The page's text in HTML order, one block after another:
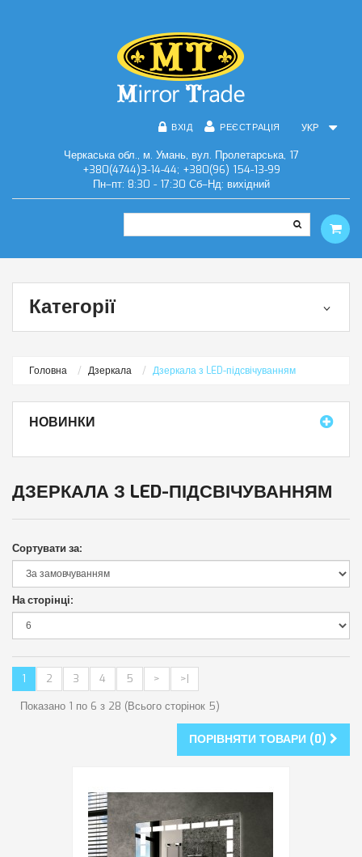
УКР
ВХІД РЕЄСТРАЦІЯ
Черкаська обл., м. Умань, вул. Пролетарська, 17
+380(4744)3-14-44; +380(96) 154-13-99
Пн–пт: 8:30 - 17:30 Сб–Нд: вихідний
Категорії
Головна Дзеркала Дзеркала з LED-підсвічуванням
НОВИНКИ
ДЗЕРКАЛА З LED-ПІДСВІЧУВАННЯМ
Сортувати за:
На сторінці:
1 2 3 4 5 >
>|
Показано 1 по 6 з 28 (Всього сторінок 5)
ПОРІВНЯТИ ТОВАРИ (0)